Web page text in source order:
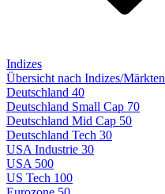
Indizes
Übersicht nach Indizes/Märkten
Deutschland 40
Deutschland Small Cap 70
Deutschland Mid Cap 50
Deutschland Tech 30
USA Industrie 30
USA 500
US Tech 100